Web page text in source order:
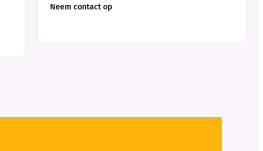
Neem contact op